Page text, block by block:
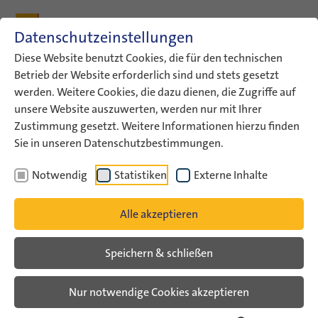
Datenschutzeinstellungen
Diese Website benutzt Cookies, die für den technischen
Betrieb der Website erforderlich sind und stets gesetzt
werden. Weitere Cookies, die dazu dienen, die Zugriffe auf
unsere Website auszuwerten, werden nur mit Ihrer
Zustimmung gesetzt. Weitere Informationen hierzu finden
Sie in unseren Datenschutzbestimmungen.
Notwendig Statistiken Externe Inhalte
Alle akzeptieren
Speichern & schließen
Nur notwendige Cookies akzeptieren
ConAct Aktuelles
ConAct-News
„Facing Antisemitism in…
ConAct-News
„Facing Antisemitism in
Europe!“
Veranstaltungsarchiv
Internationale Jugendarbeit startet